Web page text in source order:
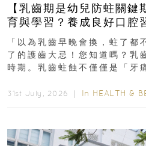
【乳齒期是幼兒防蛀關
育與學習？養成良好口腔習慣， 舒適
瑯質 兒童牙膏防護指南
「以為乳齒早晚會換，蛀了都
了的護齒大忌！您知道嗎？乳
時期。乳齒蛀蝕不僅僅是「牙
31st July, 2026 ｜ In HEALTH &